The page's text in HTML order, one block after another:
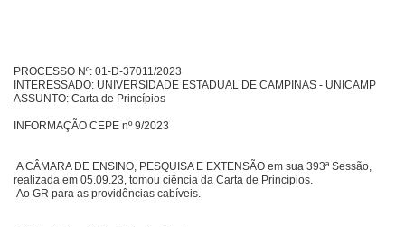
PROCESSO Nº: 01-D-37011/2023
INTERESSADO: UNIVERSIDADE ESTADUAL DE CAMPINAS - UNICAMP
ASSUNTO: Carta de Princípios
INFORMAÇÃO CEPE nº 9/2023
A CÂMARA DE ENSINO, PESQUISA E EXTENSÃO em sua 393ª Sessão,
realizada em 05.09.23, tomou ciência da Carta de Princípios.
Ao GR para as providências cabíveis.